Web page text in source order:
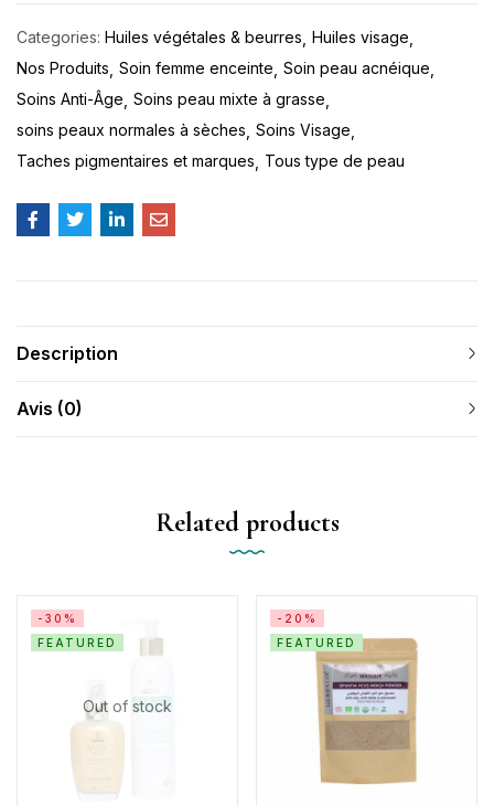
Categories: Huiles végétales & beurres Huiles visage
Nos Produits Soin femme enceinte Soin peau acnéique
Soins Anti-Âge Soins peau mixte à grasse
soins peaux normales à sèches Soins Visage
Taches pigmentaires et marques
Tous type de peau
Description
Avis (0)
Related products
Out of stock
-30%
FEATURED
-20%
FEATURED